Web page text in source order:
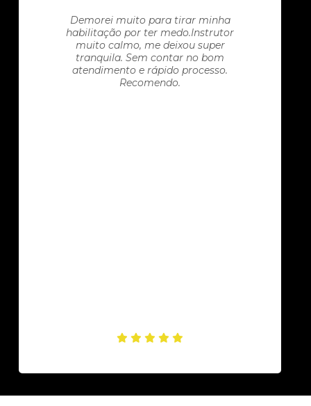
Demorei muito para tirar minha
habilitação por ter medo.Instrutor
muito calmo, me deixou super
tranquila. Sem contar no bom
atendimento e rápido processo.
Recomendo.